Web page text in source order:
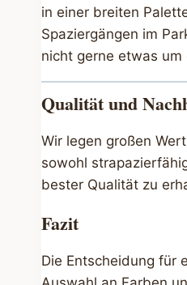
in einer breiten
Spaziergängen im
nicht gerne etwas
Qualität und
Wir legen großen
sowohl
bester Qualität zu
Fazit
Die Entscheidung für